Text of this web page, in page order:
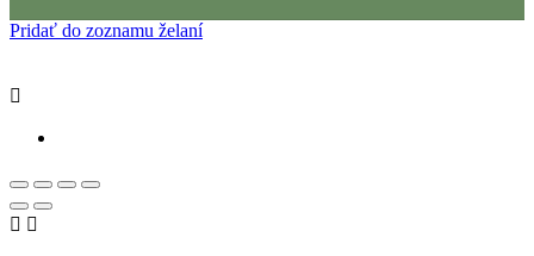
Pridať do zoznamu želaní

 